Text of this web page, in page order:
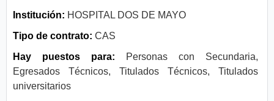
Institución: HOSPITAL DOS DE MAYO
Tipo de contrato: CAS
Hay puestos para:
Personas con Secundaria,
Egresados Técnicos, Titulados Técnicos, Titulados
universitarios